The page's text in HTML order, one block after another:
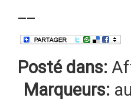
Posté dans:
Marqueurs: